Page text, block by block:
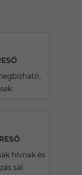
hívnak és
sal